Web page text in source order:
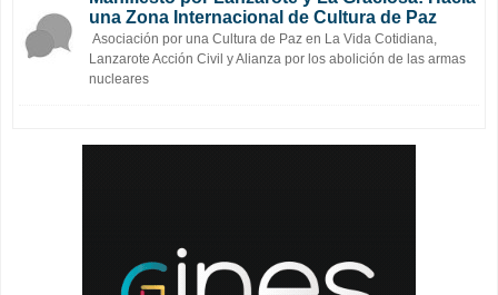
una Zona Internacional de Cultura de Paz
Asociación por una Cultura de Paz en La Vida Cotidiana,
Lanzarote Acción Civil y Alianza por los abolición de las armas
nucleares